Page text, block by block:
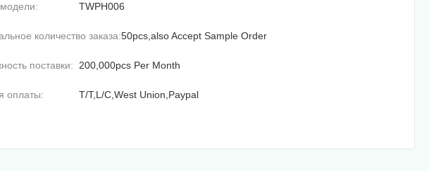
TWPH006
количество заказа:50pcs,also Accept Sample Order
поставки: 200,000pcs Per Month
оплаты: T/T,L/C,West Union,Paypal